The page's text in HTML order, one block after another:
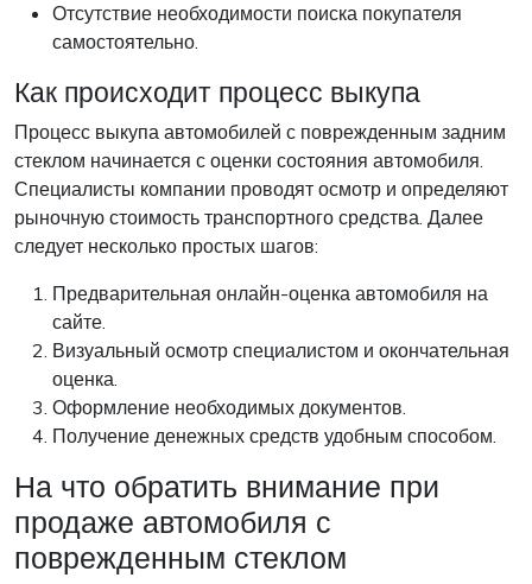
Отсутствие необходимости поиска покупателя
самостоятельно.
Как происходит процесс выкупа
Процесс выкупа автомобилей с поврежденным задним
стеклом начинается с оценки состояния автомобиля.
Специалисты компании проводят осмотр и определяют
рыночную стоимость транспортного средства. Далее
следует несколько простых шагов:
Предварительная онлайн-оценка автомобиля на
сайте.
Визуальный осмотр специалистом и окончательная
оценка.
Оформление необходимых документов.
Получение денежных средств удобным способом.
На что обратить внимание при
продаже автомобиля с
поврежденным стеклом